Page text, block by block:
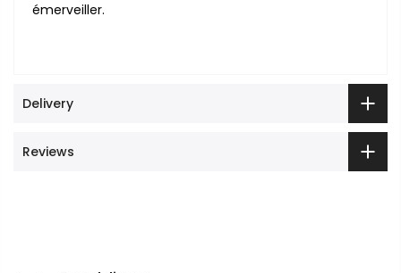
émerveiller.
Delivery
Reviews